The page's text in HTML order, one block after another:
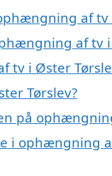
af
af tv
tv i Øster
Tørslev?
på
i ophængning